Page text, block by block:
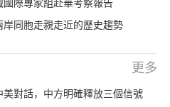
同胞走親走近的歷史趨勢
更多
對話，中方明確釋放三個信號